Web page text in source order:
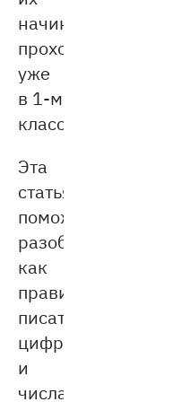
начинают
проходить
уже
в 1-м
классе.
Эта
статья
поможет
разобраться,
как
правильно
писать
цифры
и
числа